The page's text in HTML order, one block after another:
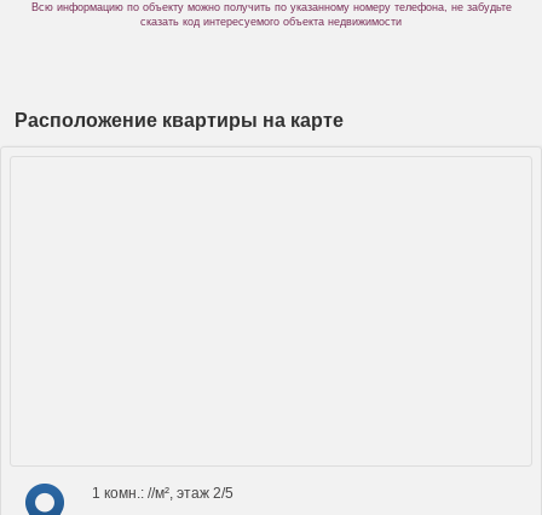
Всю информацию по объекту можно получить по указанному номеру телефона, не забудьте
сказать код интересуемого объекта недвижимости
Расположение квартиры на карте
1 комн.: //м², этаж 2/5